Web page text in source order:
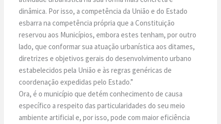
dinâmica. Por isso, a competência da União e do Estado
esbarra na competência própria que a Constituição
reservou aos Municípios, embora estes tenham, por outro
lado, que conformar sua atuação urbanística aos ditames,
diretrizes e objetivos gerais do desenvolvimento urbano
estabelecidos pela União e às regras genéricas de
coordenação expedidas pelo Estado.”
Ora, é o município que detém conhecimento de causa
específico a respeito das particularidades do seu meio
ambiente artificial e, por isso, pode com maior eficiência